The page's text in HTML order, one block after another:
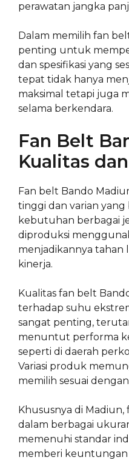
perawatan jangka
Dalam memilih fan
penting untuk
dan spesifikasi yang
tepat tidak hanya
maksimal tetapi juga
selama berkendara.
Fan Belt
Kualitas
Fan belt Bando
tinggi dan varian
kebutuhan berbagai
diproduksi
menjadikannya tahan
kinerja.
Kualitas fan belt
terhadap suhu
sangat penting,
menuntut performa
seperti di daerah
Variasi produk
memilih sesuai
Khususnya di
dalam berbagai
memenuhi standar
memberi keuntungan